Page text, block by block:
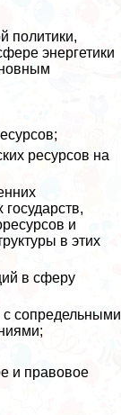
политики,
энергетики
ресурсов на
и
в этих
в сферу
с сопредельными
и правовое